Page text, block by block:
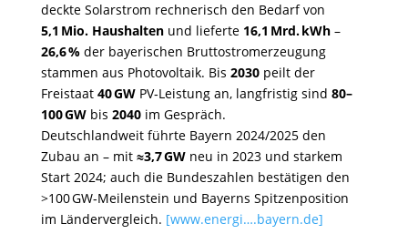
deckte Solarstrom rechnerisch den Bedarf von
5,1 Mio. Haushaltenund lieferte 16,1 Mrd. kWh–
26,6 %der bayerischen Bruttostromerzeugung
stammen aus Photovoltaik. Bis 2030peilt der
Freistaat 40 GWPV‑Leistung an, langfristig sind 80–
100 GWbis 2040im Gespräch.
Deutschlandweit führte Bayern 2024/2025 den
Zubau an – mit ≈3,7 GWneu in 2023 und starkem
Start 2024; auch die Bundeszahlen bestätigen den
>100 GW‑Meilenstein und Bayerns Spitzenposition
im Ländervergleich. [www.energi….bayern.de]